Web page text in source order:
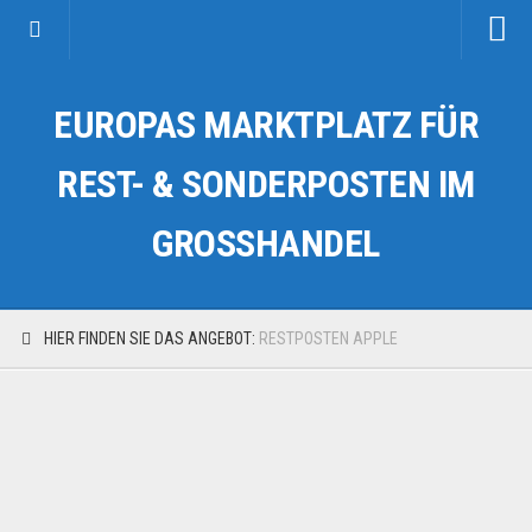
Kategorien
Auto & Motorrad
Fahrzeuge & Transport
EUROPAS MARKTPLATZ FÜR
REST- & SONDERPOSTEN IM
GROSSHANDEL
HIER FINDEN SIE DAS ANGEBOT: RESTPOSTEN APPLE